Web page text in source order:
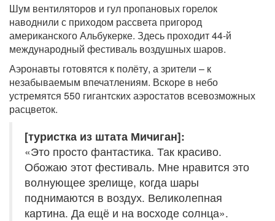
Шум вентиляторов и гул пропановых горелок
наводнили с приходом рассвета пригород
американского Альбукерке. Здесь проходит 44-й
международный фестиваль воздушных шаров.
Аэронавты готовятся к полёту, а зрители – к
незабываемым впечатлениям. Вскоре в небо
устремятся 550 гигантских аэростатов всевозможных
расцветок.
[туристка из штата Мичиган]:
«Это просто фантастика. Так красиво.
Обожаю этот фестиваль. Мне нравится это
волнующее зрелище, когда шары
поднимаются в воздух. Великолепная
картина. Да ещё и на восходе солнца».